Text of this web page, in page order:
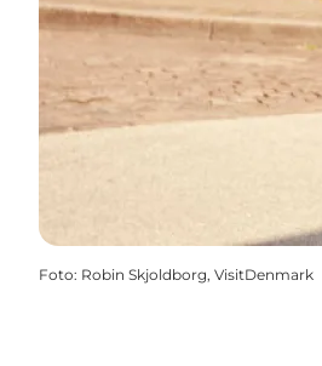
Foto: Robin Skjoldborg, VisitDenmark